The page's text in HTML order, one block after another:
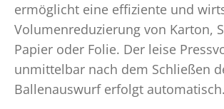
ermöglicht eine effiziente und
Volumenreduzierung von Karton,
Papier oder Folie. Der leise
unmittelbar nach dem Schließen
Ballenauswurf erfolgt automatisch.